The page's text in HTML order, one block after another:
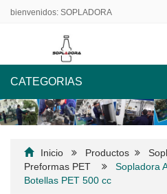
bienvenidos: SOPLADORA
CATEGORIAS
Inicio Productos
Preformas PET
Sopladora
Botellas PET 500 cc